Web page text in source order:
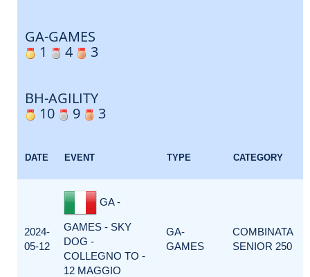
GA-GAMES
1
4 3
BH-AGILITY
10
9 3
DATE EVENT TYPE CATEGORY
2024-
05-12
GA -
GAMES - SKY
DOG -
COLLEGNO TO -
12 MAGGIO
GA-
GAMES
COMBINATA
SENIOR 250